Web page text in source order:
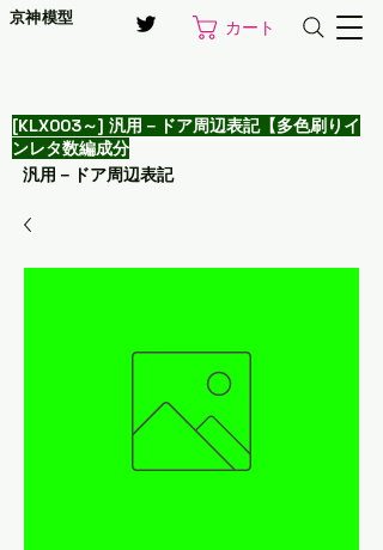
京神模型 カート
[KLX003～] 汎用－ドア周辺表記【多色刷りイ
ンレタ数編成分
汎用－ドア周辺表記